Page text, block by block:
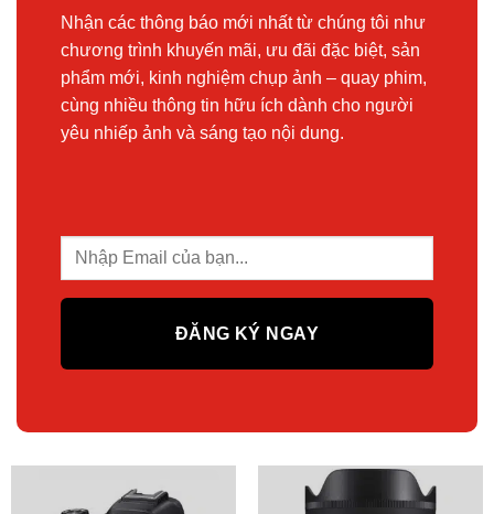
Nhận các thông báo mới nhất từ chúng tôi như
chương trình khuyến mãi, ưu đãi đặc biệt, sản
phẩm mới, kinh nghiệm chụp ảnh – quay phim,
cùng nhiều thông tin hữu ích dành cho người
yêu nhiếp ảnh và sáng tạo nội dung.